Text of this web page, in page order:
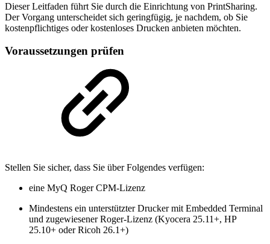
Dieser Leitfaden führt Sie durch die Einrichtung von PrintSharing.
Der Vorgang unterscheidet sich geringfügig, je nachdem, ob Sie
kostenpflichtiges oder kostenloses Drucken anbieten möchten.
Voraussetzungen prüfen
Stellen Sie sicher, dass Sie über Folgendes verfügen:
eine MyQ Roger CPM-Lizenz
Mindestens ein unterstützter Drucker mit Embedded Terminal
und zugewiesener Roger-Lizenz (Kyocera 25.11+, HP
25.10+ oder Ricoh 26.1+)